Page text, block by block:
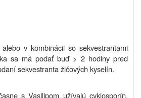
v kombinácii so sekvestrantami
sa má podať buď > 2 hodiny pred
sekvestranta žlčových kyselín.
s Vasilipom užívajú cyklosporín,